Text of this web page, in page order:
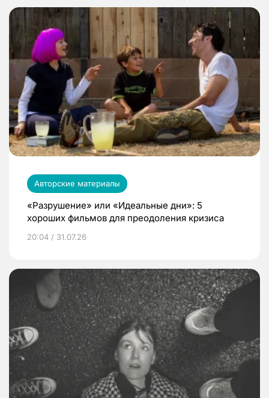
Авторские материалы
«Разрушение» или «Идеальные дни»: 5
хороших фильмов для преодоления кризиса
20:04 / 31.07.26